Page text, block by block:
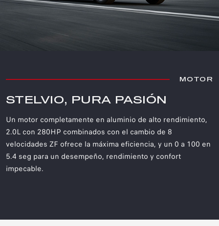
MOTOR
STELVIO, PURA PASIÓN​
Un motor completamente en aluminio de alto rendimiento,
2.0L con 280HP combinados con el cambio de 8
velocidades ZF ofrece la máxima eficiencia, y un 0 a 100 en
5.4 seg para un desempeño, rendimiento y confort
impecable.